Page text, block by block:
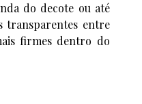
do decote ou até
transparentes entre
firmes dentro do